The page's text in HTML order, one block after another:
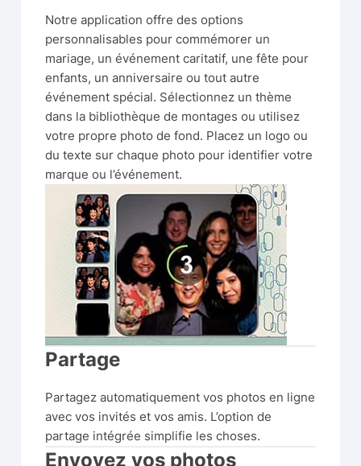
Notre application offre des options
personnalisables pour commémorer un
mariage, un événement caritatif, une fête pour
enfants, un anniversaire ou tout autre
événement spécial. Sélectionnez un thème
dans la bibliothèque de montages ou utilisez
votre propre photo de fond. Placez un logo ou
du texte sur chaque photo pour identifier votre
marque ou l’événement.
Partage
Partagez automatiquement vos photos en ligne
avec vos invités et vos amis. L’option de
partage intégrée simplifie les choses.
Envoyez vos photos